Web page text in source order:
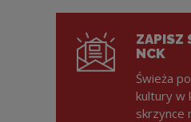
ZAPISZ
NCK
Świeża
kultury w
skrzynce